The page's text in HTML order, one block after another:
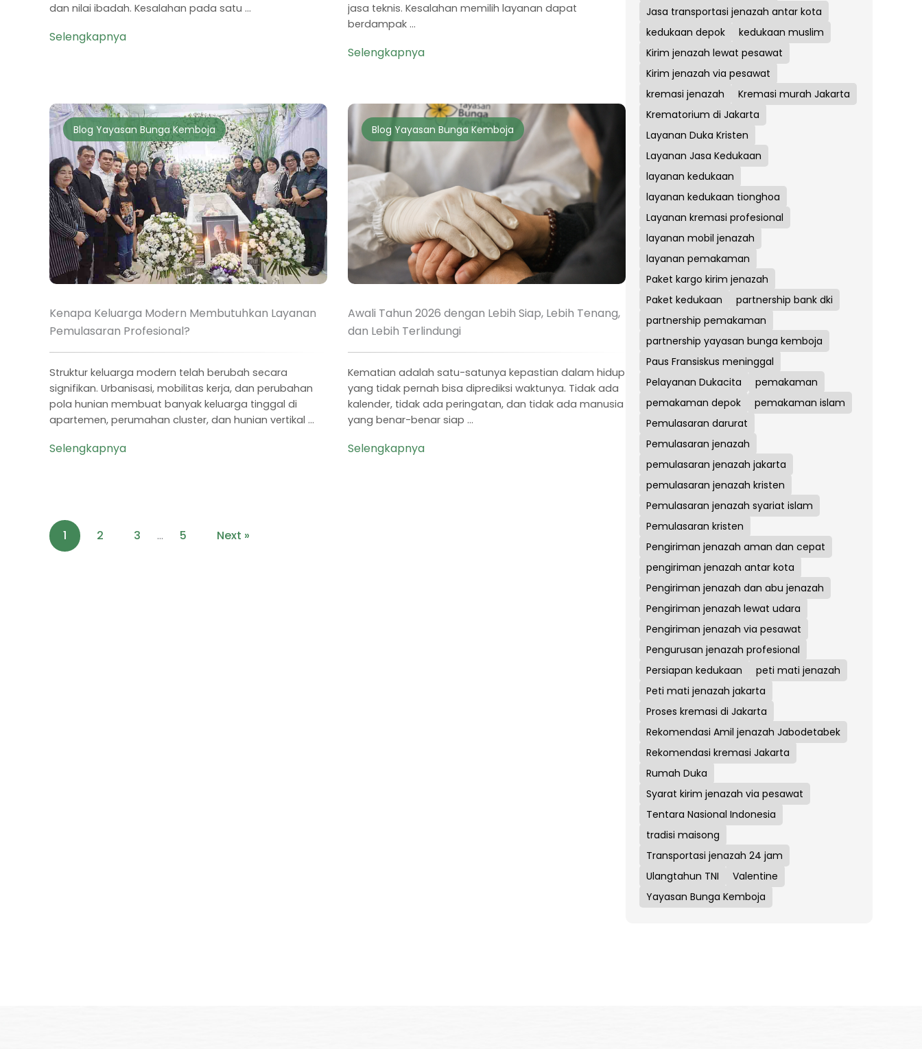
dan nilai ibadah. Kesalahan pada satu ...
Selengkapnya
jasa teknis. Kesalahan memilih layanan dapat
berdampak ...
Selengkapnya
Blog Yayasan Bunga Kemboja
Kenapa Keluarga Modern Membutuhkan Layanan
Pemulasaran Profesional?
Struktur keluarga modern telah berubah secara
signifikan. Urbanisasi, mobilitas kerja, dan perubahan
pola hunian membuat banyak keluarga tinggal di
apartemen, perumahan cluster, dan hunian vertikal ...
Selengkapnya
Blog Yayasan Bunga Kemboja
Awali Tahun 2026 dengan Lebih Siap, Lebih Tenang,
dan Lebih Terlindungi
Kematian adalah satu-satunya kepastian dalam hidup
yang tidak pernah bisa diprediksi waktunya. Tidak ada
kalender, tidak ada peringatan, dan tidak ada manusia
yang benar-benar siap ...
Selengkapnya
1 2 3 … 5 Next »
Jasa transportasi jenazah antar kota
kedukaan depok
kedukaan muslim
Kirim jenazah lewat pesawat
Kirim jenazah via pesawat
kremasi jenazah
Kremasi murah Jakarta
Krematorium di Jakarta
Layanan Duka Kristen
Layanan Jasa Kedukaan
layanan kedukaan
layanan kedukaan tionghoa
Layanan kremasi profesional
layanan mobil jenazah
layanan pemakaman
Paket kargo kirim jenazah
Paket kedukaan
partnership bank dki
partnership pemakaman
partnership yayasan bunga kemboja
Paus Fransiskus meninggal
Pelayanan Dukacita
pemakaman
pemakaman depok
pemakaman islam
Pemulasaran darurat
Pemulasaran jenazah
pemulasaran jenazah jakarta
pemulasaran jenazah kristen
Pemulasaran jenazah syariat islam
Pemulasaran kristen
Pengiriman jenazah aman dan cepat
pengiriman jenazah antar kota
Pengiriman jenazah dan abu jenazah
Pengiriman jenazah lewat udara
Pengiriman jenazah via pesawat
Pengurusan jenazah profesional
Persiapan kedukaan
peti mati jenazah
Peti mati jenazah jakarta
Proses kremasi di Jakarta
Rekomendasi Amil jenazah Jabodetabek
Rekomendasi kremasi Jakarta
Rumah Duka
Syarat kirim jenazah via pesawat
Tentara Nasional Indonesia
tradisi maisong
Transportasi jenazah 24 jam
Ulangtahun TNI
Valentine
Yayasan Bunga Kemboja